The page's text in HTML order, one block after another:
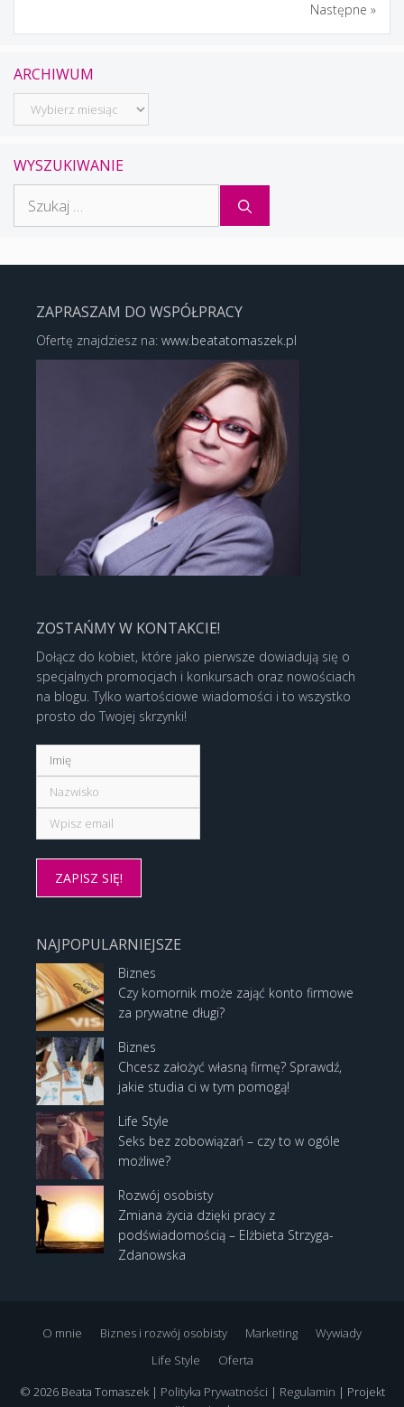
Następne »
ARCHIWUM
Archiwum
WYSZUKIWANIE
ZAPRASZAM DO WSPÓŁPRACY
Ofertę znajdziesz na: www.beatatomaszek.pl
ZOSTAŃMY W KONTAKCIE!
Dołącz do kobiet, które jako pierwsze dowiadują się o
specjalnych promocjach i konkursach oraz nowościach
na blogu. Tylko wartościowe wiadomości i to wszystko
prosto do Twojej skrzynki!
NAJPOPULARNIEJSZE
Biznes
Czy komornik może zająć konto firmowe
za prywatne długi?
Biznes
Chcesz założyć własną firmę? Sprawdź,
jakie studia ci w tym pomogą!
Life Style
Seks bez zobowiązań – czy to w ogóle
możliwe?
Rozwój osobisty
Zmiana życia dzięki pracy z
podświadomością – Elżbieta Strzyga-
Zdanowska
O mnie Biznes i rozwój osobisty Marketing
Wywiady
Life Style
Oferta
© 2026 Beata Tomaszek | Polityka Prywatności | Regulamin | Projekt